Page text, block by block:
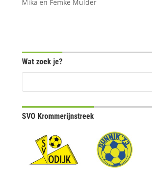
Mika en Femke Mulder
Wat zoek je?
SVO Krommerijnstreek